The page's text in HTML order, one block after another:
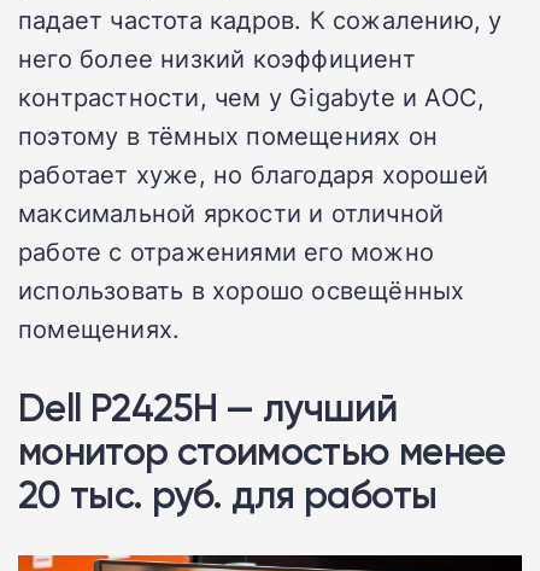
падает частота кадров. К сожалению, у
него более низкий коэффициент
контрастности, чем у Gigabyte и AOC,
поэтому в тёмных помещениях он
работает хуже, но благодаря хорошей
максимальной яркости и отличной
работе с отражениями его можно
использовать в хорошо освещённых
помещениях.
Dell P2425H — лучший
монитор стоимостью менее
20 тыс. руб. для работы